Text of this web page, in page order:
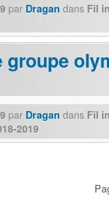
par Dragan dans Fil
groupe
par Dragan dans Fil
2019